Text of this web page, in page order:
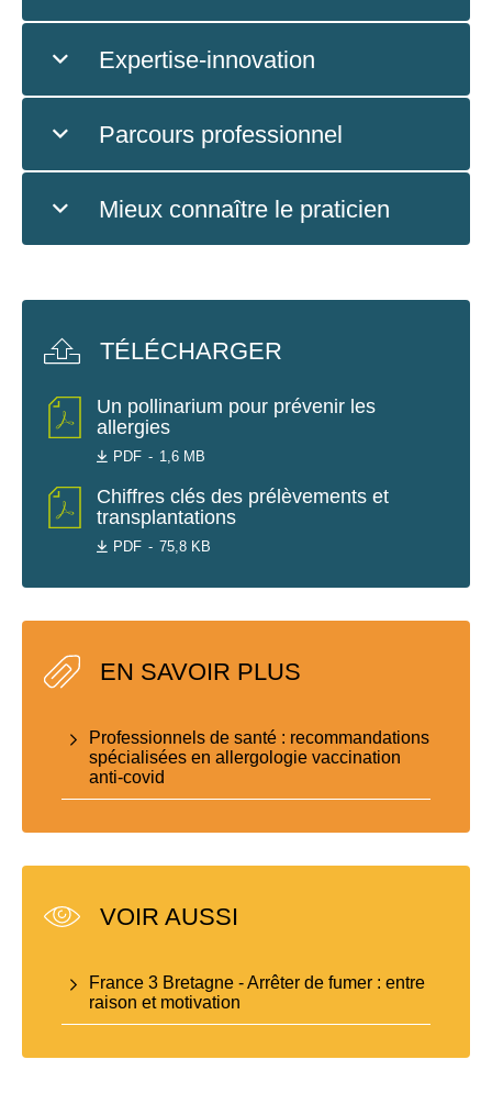
Expertise-innovation
Parcours professionnel
Mieux connaître le praticien
TÉLÉCHARGER
Un pollinarium pour prévenir les
allergies
PDF 1,6 MB
Chiffres clés des prélèvements et
transplantations
PDF 75,8 KB
EN SAVOIR PLUS
Professionnels de santé : recommandations
spécialisées en allergologie vaccination
anti-covid
VOIR AUSSI
France 3 Bretagne - Arrêter de fumer : entre
raison et motivation